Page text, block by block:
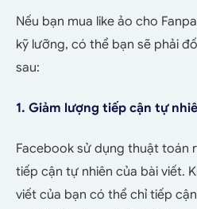
Nếu bạn mua like ảo cho
kỹ lưỡng, có thể bạn sẽ phải
sau:
1. Giảm lượng tiếp cận tự
Facebook sử dụng thuật toán
tiếp cận tự nhiên của bài viết.
viết của bạn có thể chỉ tiếp